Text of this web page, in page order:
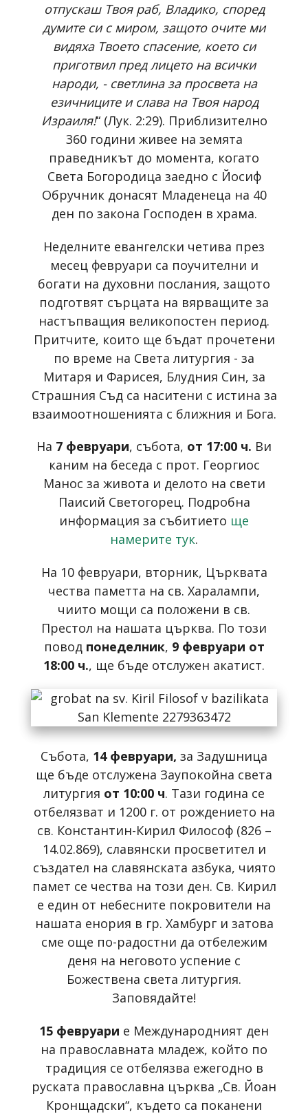
отпускаш Твоя раб, Владико, според
думите си с миром, защото очите ми
видяха Твоето спасение, което си
приготвил пред лицето на всички
народи, - светлина за просвета на
езичниците и слава на Твоя народ
Израиля!“ (Лук. 2:29). Приблизително
360 години живее на земята
праведникът до момента, когато
Света Богородица заедно с Йосиф
Обручник донасят Младенеца на 40
ден по закона Господен в храма.
Неделните евангелски четива през
месец февруари са поучителни и
богати на духовни послания, защото
подготвят сърцата на вярващите за
настъпващия великопостен период.
Притчите, които ще бъдат прочетени
по време на Света литургия - за
Митаря и Фарисея, Блудния Син, за
Страшния Съд са наситени с истина за
взаимоотношенията с ближния и Бога.
На 7 февруари, събота, от 17:00 ч. Ви
каним на беседа с прот. Георгиос
Манос за живота и делото на свети
Паисий Светогорец. Подробна
информация за събитието ще
намерите тук.
На 10 февруари, вторник, Църквата
чества паметта на св. Харалампи,
чиито мощи са положени в св.
Престол на нашата църква. По този
повод понеделник, 9 февруари от
18:00 ч., ще бъде отслужен акатист.
Събота, 14 февруари, за Задушница
ще бъде отслужена Заупокойна света
литургия от 10:00 ч. Тази година се
отбелязват и 1200 г. от рождението на
св. Константин-Кирил Философ (826 –
14.02.869), славянски просветител и
създател на славянската азбука, чиято
памет се чества на този ден. Св. Кирил
е един от небесните покровители на
нашата енория в гр. Хамбург и затова
сме още по-радостни да отбележим
деня на неговото успение с
Божествена света литургия.
Заповядайте!
15 февруари е Международният ден
на православната младеж, който по
традиция се отбелязва ежегодно в
руската православна църква „Св. Йоан
Кронщадски“, където са поканени